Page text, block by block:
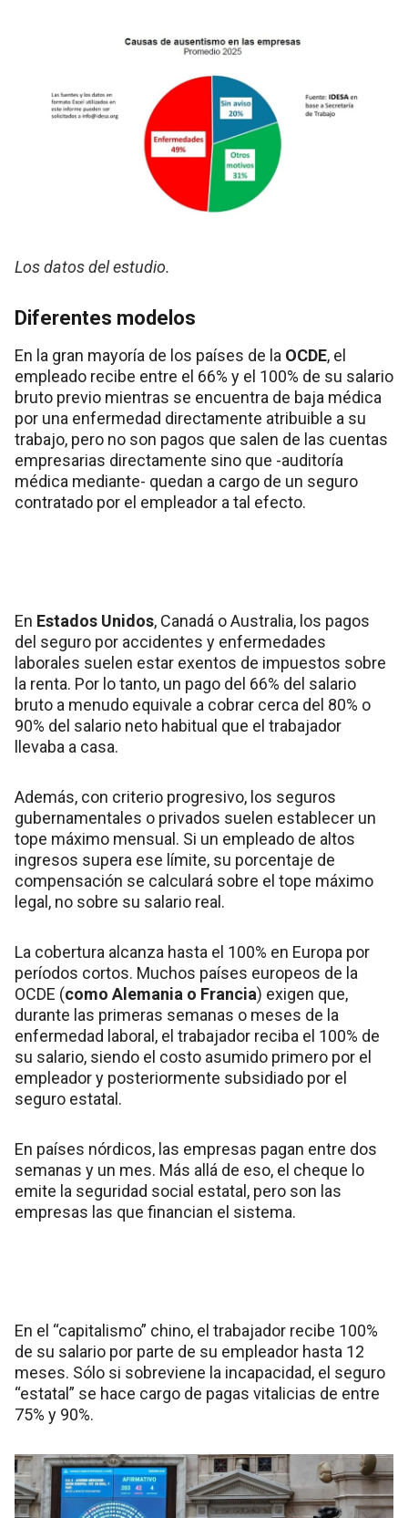
Los datos del estudio.
Diferentes modelos
En la gran mayoría de los países de la OCDE, el
empleado recibe entre el 66% y el 100% de su salario
bruto previo mientras se encuentra de baja médica
por una enfermedad directamente atribuible a su
trabajo, pero no son pagos que salen de las cuentas
empresarias directamente sino que -auditoría
médica mediante- quedan a cargo de un seguro
contratado por el empleador a tal efecto.
En Estados Unidos, Canadá o Australia, los pagos
del seguro por accidentes y enfermedades
laborales suelen estar exentos de impuestos sobre
la renta. Por lo tanto, un pago del 66% del salario
bruto a menudo equivale a cobrar cerca del 80% o
90% del salario neto habitual que el trabajador
llevaba a casa.
Además, con criterio progresivo, los seguros
gubernamentales o privados suelen establecer un
tope máximo mensual. Si un empleado de altos
ingresos supera ese límite, su porcentaje de
compensación se calculará sobre el tope máximo
legal, no sobre su salario real.
La cobertura alcanza hasta el 100% en Europa por
períodos cortos. Muchos países europeos de la
OCDE (como Alemania o Francia) exigen que,
durante las primeras semanas o meses de la
enfermedad laboral, el trabajador reciba el 100% de
su salario, siendo el costo asumido primero por el
empleador y posteriormente subsidiado por el
seguro estatal.
En países nórdicos, las empresas pagan entre dos
semanas y un mes. Más allá de eso, el cheque lo
emite la seguridad social estatal, pero son las
empresas las que financian el sistema.
En el “capitalismo” chino, el trabajador recibe 100%
de su salario por parte de su empleador hasta 12
meses. Sólo si sobreviene la incapacidad, el seguro
“estatal” se hace cargo de pagas vitalicias de entre
75% y 90%.